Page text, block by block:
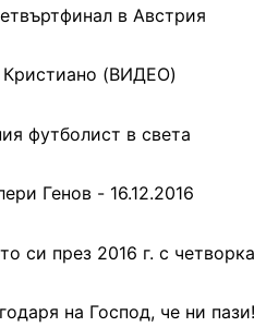
в Австрия
Кристиано (ВИДЕО)
футболист в света
Генов - 16.12.2016
си през 2016 г. с
на Господ, че ни